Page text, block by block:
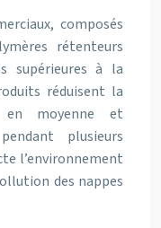
composés
rétenteurs
supérieures à la
réduisent la
moyenne et
plusieurs
l’environnement
des nappes